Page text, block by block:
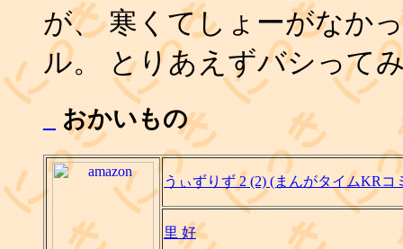
が、 寒くてしょーがなか
ル。 とりあえずバシって
おかいもの
うぃずりず 2 (2) (まんがタイムKRコ
里 好